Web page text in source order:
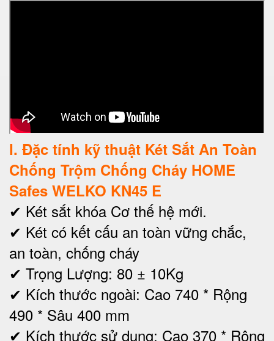
I. Đặc tính kỹ thuật Két Sắt An Toàn
Chống Trộm Chống Cháy HOME
Safes WELKO KN45 E
✔ Két sắt khóa Cơ thế hệ mới.
✔ Két có kết cấu an toàn vững chắc,
an toàn, chống cháy
✔ Trọng Lượng: 80 ± 10Kg
✔ Kích thước ngoài: Cao 740 * Rộng
490 * Sâu 400 mm
✔ Kích thước sử dụng: Cao 370 * Rộng